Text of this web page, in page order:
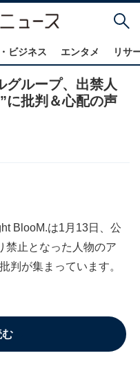
ビジネス エンタメ リサ
グループ、出禁人
に批判＆心配の声
BlooM.は1月13日、公
禁止となった人物のア
判が集まっています。
む